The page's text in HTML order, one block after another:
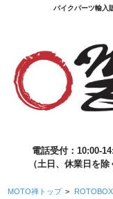
バイクパーツ輸入
電話受付：10:00-
（土日、休業日を除
MOTO禅トップ >